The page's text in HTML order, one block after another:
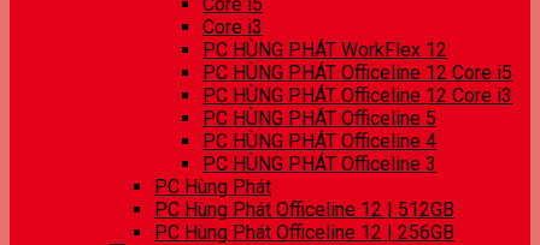
Core i3
PC HÙNG PHÁT WorkFlex 12
PC HÙNG PHÁT Officeline 12 Core i5
PC HÙNG PHÁT Officeline 12 Core i3
PC HÙNG PHÁT Officeline 5
PC HÙNG PHÁT Officeline 4
PC HÙNG PHÁT Officeline 3
PC Hùng Phát
PC Hùng Phát Officeline 12 | 512GB
PC Hùng Phát Officeline 12 | 256GB